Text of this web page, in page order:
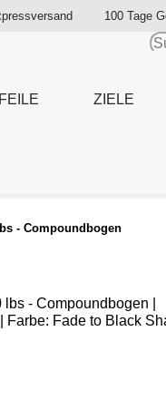
100 Tage
ZIELE
- Compoundbogen